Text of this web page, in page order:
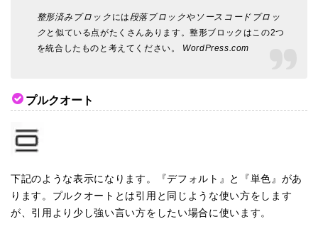
整形済みブロック には段落ブロックや ソースコードブロッ
ク と似ている点がたくさんあります。整形ブロックはこの2つ
を統合したものと考えてください。 WordPress.com
プルクオート
下記のような表示になります。『デフォルト』と『単色』があ
ります。プルクオートとは引用と同じような使い方をします
が、引用より少し強い言い方をしたい場合に使います。